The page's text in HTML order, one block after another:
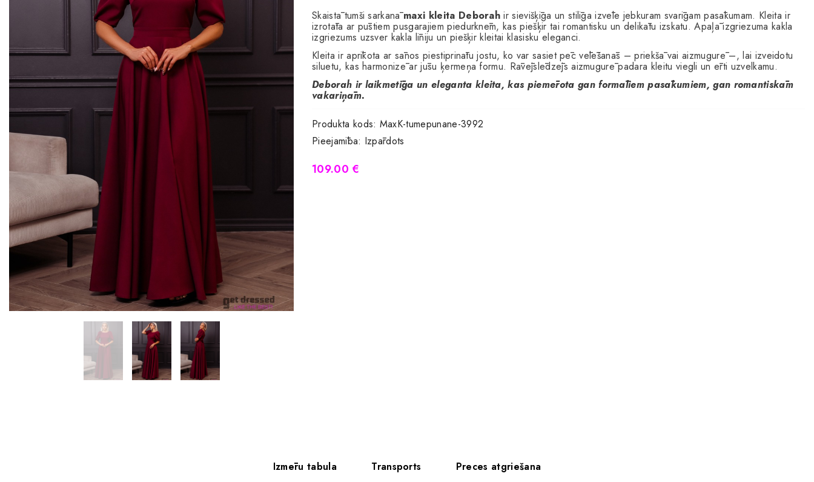
Midi kleitas
Vakarkleitas
Skater kleitas
Adīt kleitas
Skaistā tumši sarkanāmaxi kleita Deborahir sievišķīga un stilīga izvēle jebkuram svarīgam pasākumam. Kleita ir
izrotāta ar pūstiem pusgarajiem piedurknēm, kas piešķir tai romantisku un delikātu izskatu. Apaļā izgriezuma kakla
izgriezums uzsver kakla līniju un piešķir kleitai klasisku eleganci.
Kleita ir aprīkota ar sānos piestiprinātu jostu, ko var sasiet pēc vēlēšanās – priekšā vai aizmugurē –, lai izveidotu
siluetu, kas harmonizē ar jūsu ķermeņa formu. Rāvējslēdzējs aizmugurē padara kleitu viegli un ērti uzvelkamu.
Deborah ir laikmetīga un eleganta kleita, kas piemērota gan formāliem pasākumiem, gan romantiskām
vakariņām.
Produkta kods: MaxK-tumepunane-3992
Pieejamība: Izpārdots
109.00 €
Izmēru tabula Transports Preces atgriešana